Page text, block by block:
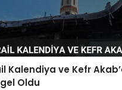
Kalendiya ve Kefr
Oldu